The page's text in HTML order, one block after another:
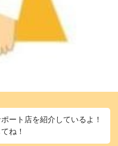
ート店を紹介しているよ！
ね！